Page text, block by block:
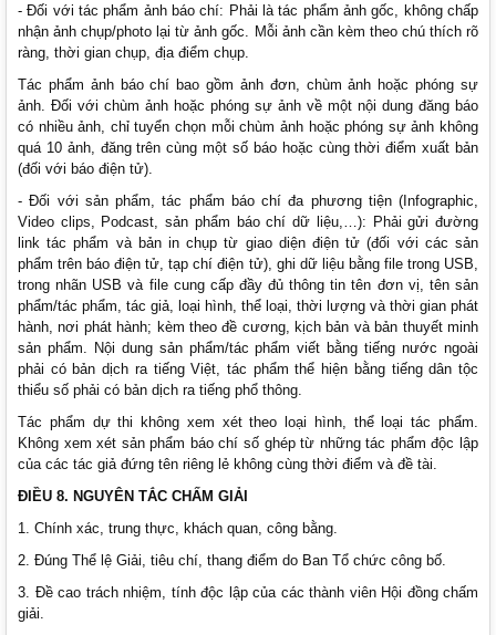
- Đối với tác phẩm ảnh báo chí: Phải là tác phẩm ảnh gốc, không chấp
nhận ảnh chụp/photo lại từ ảnh gốc. Mỗi ảnh cần kèm theo chú thích rõ
ràng, thời gian chụp, địa điểm chụp.
Tác phẩm ảnh báo chí bao gồm ảnh đơn, chùm ảnh hoặc phóng sự
ảnh. Đối với chùm ảnh hoặc phóng sự ảnh về một nội dung đăng báo
có nhiều ảnh, chỉ tuyển chọn mỗi chùm ảnh hoặc phóng sự ảnh không
quá 10 ảnh, đăng trên cùng một số báo hoặc cùng thời điểm xuất bản
(đối với báo điện tử).
- Đối với sản phẩm, tác phẩm báo chí đa phương tiện (Infographic,
Video clips, Podcast, sản phẩm báo chí dữ liệu,…): Phải gửi đường
link tác phẩm và bản in chụp từ giao diện điện tử (đối với các sản
phẩm trên báo điện tử, tạp chí điện tử), ghi dữ liệu bằng file trong USB,
trong nhãn USB và file cung cấp đầy đủ thông tin tên đơn vị, tên sản
phẩm/tác phẩm, tác giả, loại hình, thể loại, thời lượng và thời gian phát
hành, nơi phát hành; kèm theo đề cương, kịch bản và bản thuyết minh
sản phẩm. Nội dung sản phẩm/tác phẩm viết bằng tiếng nước ngoài
phải có bản dịch ra tiếng Việt, tác phẩm thể hiện bằng tiếng dân tộc
thiểu số phải có bản dịch ra tiếng phổ thông.
Tác phẩm dự thi không xem xét theo loại hình, thể loại tác phẩm.
Không xem xét sản phẩm báo chí số ghép từ những tác phẩm độc lập
của các tác giả đứng tên riêng lẻ không cùng thời điểm và đề tài.
ĐIỀU 8. NGUYÊN TẮC CHẤM GIẢI
1. Chính xác, trung thực, khách quan, công bằng.
2. Đúng Thể lệ Giải, tiêu chí, thang điểm do Ban Tổ chức công bố.
3. Đề cao trách nhiệm, tính độc lập của các thành viên Hội đồng chấm
giải.